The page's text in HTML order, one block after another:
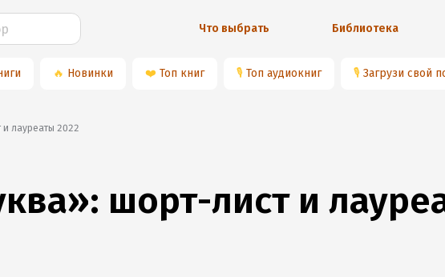
Что выбрать Библиотека
🔥 Новинки ❤️ Топ книг 🎙 Топ аудиокниг 🎙 Загрузи свой
и лауреаты 2022
шорт-лист и